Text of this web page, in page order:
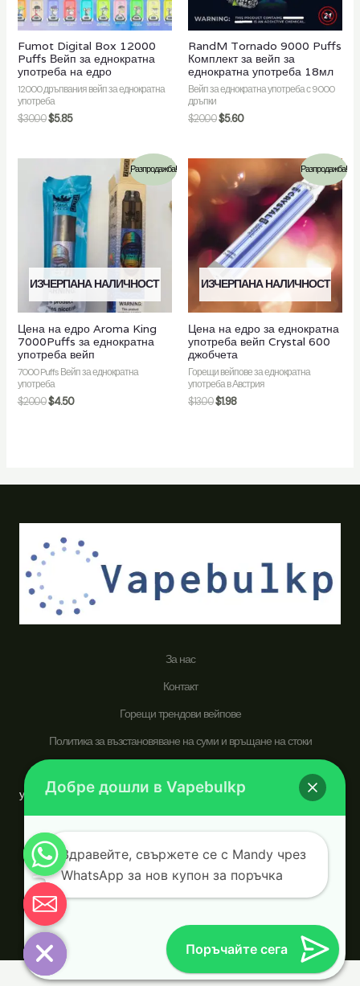
Fumot Digital Box 12000
Puffs Вейп за еднократна
употреба на едро
12000 дръпвания вейп за еднократна
употреба
$30.00$5.85
RandM Tornado 9000 Puffs
Комплект за вейп за
еднократна употреба 18мл
Вейп за еднократна употреба с 9000
дръпки
$20.00$5.60
Разпродажба!
ИЗЧЕРПАНА НАЛИЧНОСТ
Цена на едро Aroma King
7000Puffs за еднократна
употреба вейп
7000 Puffs Вейп за еднократна
употреба
$20.00$4.50
Разпродажба!
ИЗЧЕРПАНА НАЛИЧНОСТ
Цена на едро за еднократна
употреба вейп Crystal 600
джобчета
Горещи вейпове за еднократна
употреба в Австрия
$13.00$1.98
За нас
Контакт
Горещи трендови вейпове
Политика за възстановяване на суми и връщане на стоки
vapebulkp.com е специализиран в вейп писалки за еднократна
употреба, посветен на обслужването на световна аудитория, търсеща
търговец на едро, който приоритизира по-здравословния начин на
живот и по-доброто вейпинг изживяване.
© 2026 vapebulkp.com. Powered by vapebulkp.com.
Поръчайте сега
Добре дошли в Vapebulkp
Здравейте, свържете се с Mandy чрез
WhatsApp за нов купон за поръчка
Hide
Chaty